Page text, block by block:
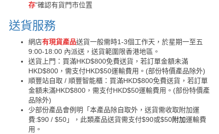
存"確認有貨門市位置
送貨服務
網店有現貨產品送貨一般需時1-3個工作天，於星期一至五
9:00-18:00 內派送，送貨範圍限香港地區。
送貨上門：買滿HKD$800免費送貨，若訂單金額未滿
HKD$800，需支付HKD$50運輸費用。(部份特價產品除外)
順豐站自取 / 順豐智能櫃：買滿HKD$800免費送貨，若訂單
金額未滿HKD$800，需支付HKD$50運輸費用。(部份特價產
品除外)
少部份產品會例明「本產品除自取外，送貨需收取附加運
費:$90 / $50」，此類產品送貨需支付$90或$50附加運輸費
用。